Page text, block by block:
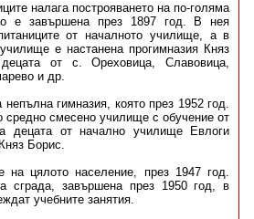
налага построяването на по-голяма
е завършена през 1897 год. В нея
от началното училище, а в
е настанена прогимназия Княз
от с. Ореховица, Славовица,
и др.
непълна гимназия, която през 1952 год.
средно смесено училище с обучение от
децата от начално училище Евлоги
Борис.
на цялото население, през 1947 год.
сграда, завършена през 1950 год, в
учебните занятия.